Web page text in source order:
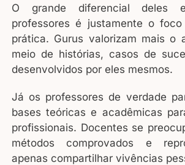
O grande diferencial deles
professores é justamente o
prática. Gurus valorizam mais o
meio de histórias, casos de
desenvolvidos por eles mesmos.
Já os professores de verdade
bases teóricas e acadêmicas
profissionais. Docentes se
métodos comprovados e
apenas compartilhar vivências